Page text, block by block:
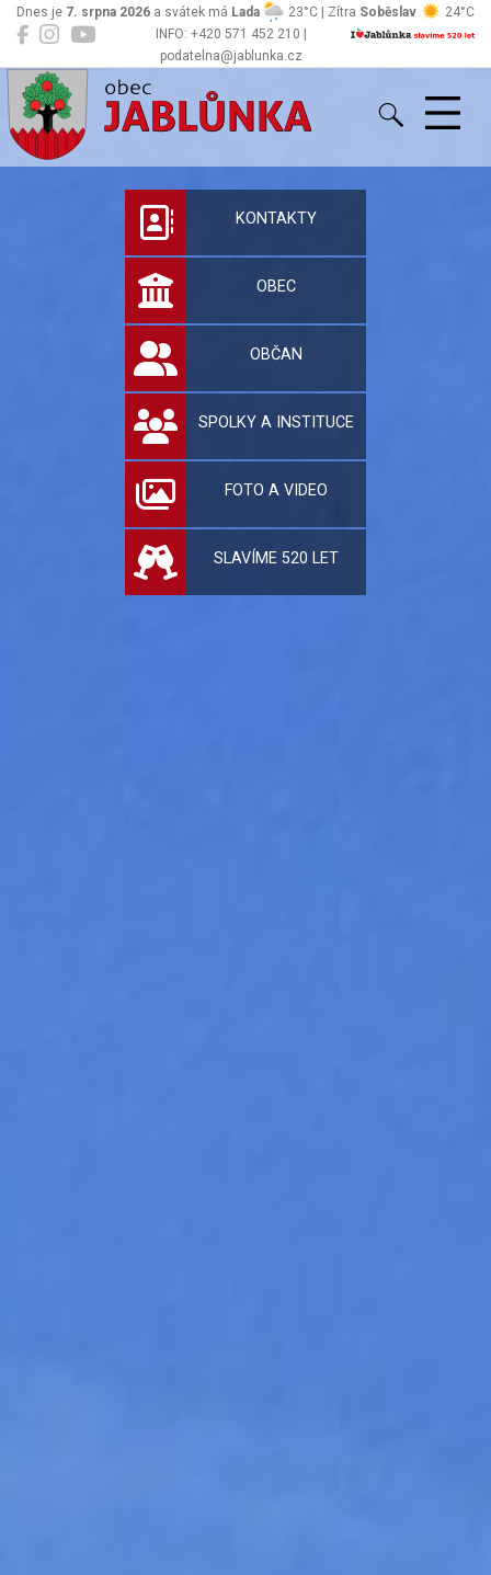
INFO: +420 571 452 210 |
podatelna@jablunka.cz
Dnes je 7. srpna 2026 a svátek má Lada 23°C | Zítra Soběslav 24°C
Jablůnka
Oficiální stránky
KONTAKTY
OBEC
OBČAN
SPOLKY A INSTITUCE
FOTO A VIDEO
SLAVÍME 520 LET